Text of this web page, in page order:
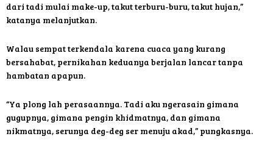
dari tadi mulai make-up, takut terburu-buru, takut hujan,”
katanya melanjutkan.
Walau sempat terkendala karena cuaca yang kurang
bersahabat, pernikahan keduanya berjalan lancar tanpa
hambatan apapun.
“Ya plong lah perasaannya. Tadi aku ngerasain gimana
gugupnya, gimana pengin khidmatnya, dan gimana
nikmatnya, serunya deg-deg ser menuju akad,” pungkasnya.